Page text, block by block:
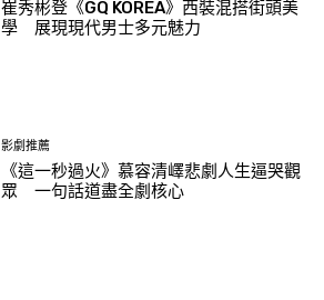
崔秀彬登《GQ KOREA》西裝混搭街頭美
學 展現現代男士多元魅力
影劇推薦
《這一秒過火》慕容清嶧悲劇人生逼哭觀
眾 一句話道盡全劇核心